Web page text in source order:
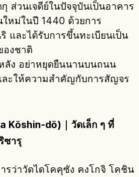
ส่วนเจดีย์ในปัจจุบันเป็นอาคาร
หม่ในปี 1440 ด้วยการ
และได้รับการขึ้นทะเบียนเป็น
งชาติ
หลัง อย่าหยุดยืนนานบนถนน
ะให้ความสำคัญกับการสัญจร
Kōshin-dō)｜วัดเล็ก ๆ ที่
ซารุ
รว่าวัดไดโคคุซัง คงโกจิ โคชิน